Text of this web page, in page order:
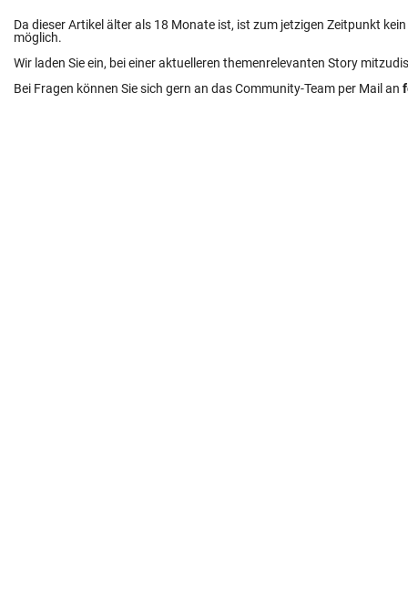
Da dieser Artikel älter als 18 Monate ist, ist zum jetzigen Zeitpunkt
möglich.
Wir laden Sie ein, bei einer aktuelleren themenrelevanten Story
Bei Fragen können Sie sich gern an das Community-Team per Mail an